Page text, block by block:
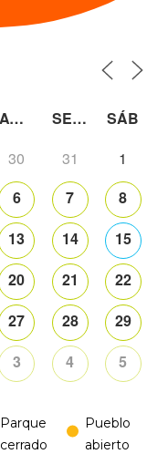
AQUÍ SEXO
SÁB
30 31
1
6 7
8
13 14
15
20 21
22
27 28
29
3 4 5
Parque
cerrado
Pueblo
abierto